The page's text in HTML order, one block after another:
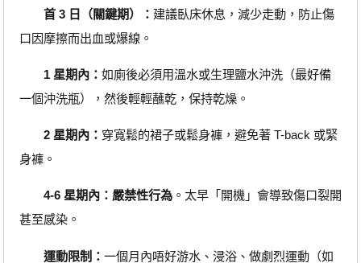
首 3 日（關鍵期）： 建議臥床休息，減少走動，防止傷
口因摩擦而出血或爆線。
1 星期內： 如廁後必須用溫水或生理鹽水沖洗（最好備
一個沖洗瓶），然後輕輕蘸乾，保持乾燥。
2 星期內： 穿寬鬆的裙子或鬆身褲，避免著 T-back 或緊
身褲。
4-6 星期內： 嚴禁性行為。太早「開機」會導致傷口裂開
甚至感染。
運動限制： 一個月內唔好游水、浸浴、做劇烈運動（如